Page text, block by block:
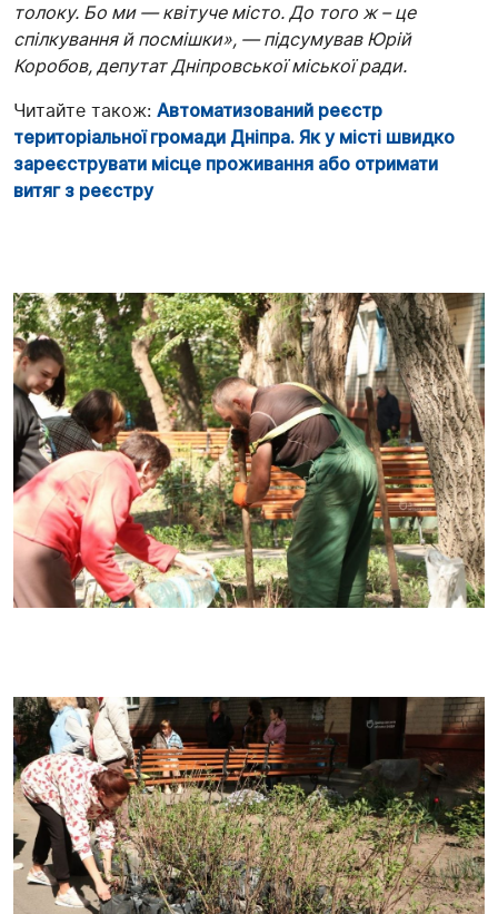
толоку. Бо ми — квітуче місто. До того ж – це
спілкування й посмішки», — підсумував Юрій
Коробов, депутат Дніпровської міської ради.
Читайте також: Автоматизований реєстр
територіальної громади Дніпра. Як у місті швидко
зареєструвати місце проживання або отримати
витяг з реєстру